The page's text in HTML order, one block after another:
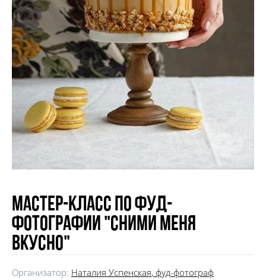
Мастер-класс по фуд-
фотографии "Сними меня
вкусно"
Организатор: Наталия Успенская, фуд-фотограф